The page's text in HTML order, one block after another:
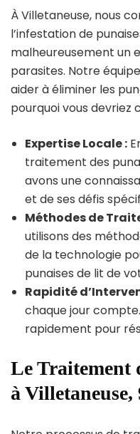
À Villetaneuse, nous
l’infestation de
malheureusement un
parasites. Notre
aider à éliminer les
pourquoi vous devriez
Expertise Locale :
traitement des
avons une
et de ses défis
Méthodes de
utilisons des
de la technologie
punaises de lit de
Rapidité
chaque jour
rapidement pour
Le Traitement
à Villetaneuse,